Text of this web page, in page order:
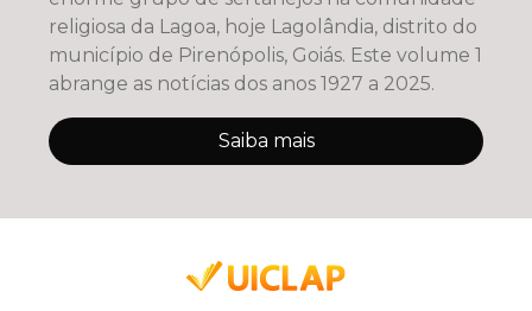
religiosa da Lagoa, hoje Lagolândia, distrito do
município de Pirenópolis, Goiás. Este volume 1
abrange as notícias dos anos 1927 a 2025.
Saiba mais